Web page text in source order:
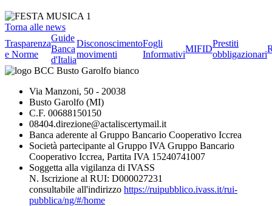
Torna alle news
Trasparenza
e Norme
Guide
Banca
d'Italia
Disconoscimento
movimenti
Fogli
Informativi
MIFID
Prestiti
obbligazionari
Via Manzoni, 50 - 20038
Busto Garolfo (MI)
C.F. 00688150150
08404.direzione@actaliscertymail.it
Banca aderente al Gruppo Bancario Cooperativo Iccrea
Società partecipante al Gruppo IVA Gruppo Bancario
Cooperativo Iccrea, Partita IVA 15240741007
Soggetta alla vigilanza di IVASS
N. Iscrizione al RUI: D000027231
consultabile all'indirizzo https://ruipubblico.ivass.it/rui-
pubblica/ng/#/home